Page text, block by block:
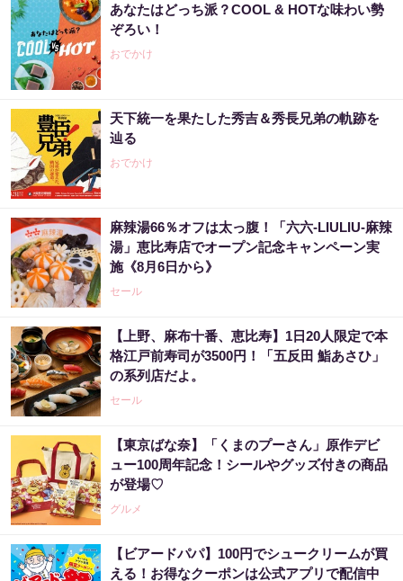
あなたはどっち派？COOL & HOTな味わい勢
ぞろい！
おでかけ
天下統一を果たした秀吉＆秀長兄弟の軌跡を
辿る
おでかけ
麻辣湯66％オフは太っ腹！「六六-LIULIU-麻辣
湯」恵比寿店でオープン記念キャンペーン実
施《8月6日から》
セール
【上野、麻布十番、恵比寿】1日20人限定で本
格江戸前寿司が3500円！「五反田 鮨あさひ」
の系列店だよ。
セール
【東京ばな奈】「くまのプーさん」原作デビ
ュー100周年記念！シールやグッズ付きの商品
が登場♡
グルメ
【ビアードパパ】100円でシュークリームが買
える！お得なクーポンは公式アプリで配信中